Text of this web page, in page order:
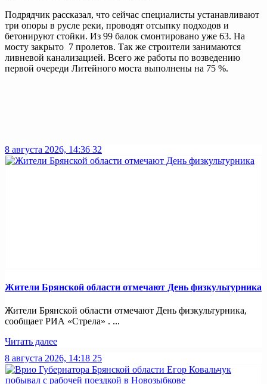
Подрядчик рассказал, что сейчас специалисты устанавливают
три опоры в русле реки, проводят отсыпку подходов и
бетонируют стойки. Из 99 балок смонтировано уже 63. На
мосту закрыто 7 пролетов. Так же строители занимаются
ливневой канализацией. Всего же работы по возведению
первой очереди Литейного моста выполнены на 75 %.
8 августа 2026, 14:36 32
Жители Брянской области отмечают День физкультурника
Жители Брянской области отмечают День физкультурника,
сообщает РИА «Стрела» . ...
Читать далее
8 августа 2026, 14:18 25